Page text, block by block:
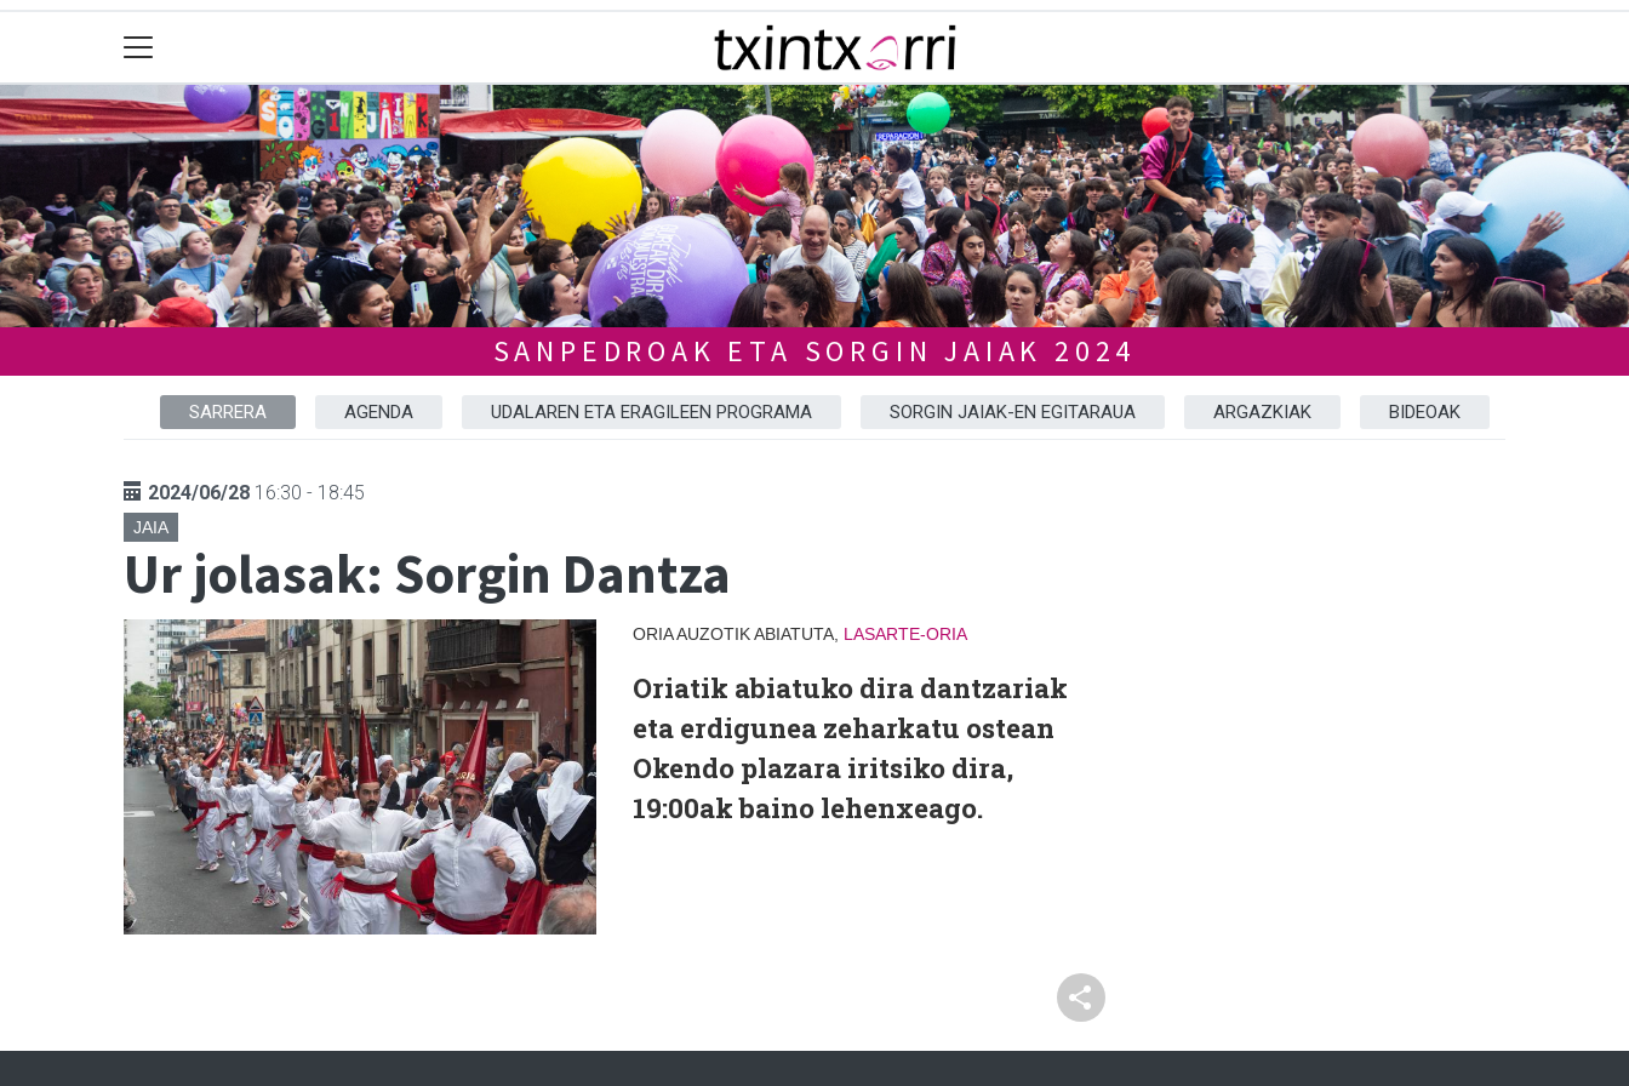
SANPEDROAK ETA SORGIN JAIAK 2024
SARRERA AGENDA UDALAREN ETA ERAGILEEN PROGRAMA SORGIN JAIAK-EN EGITARAUA ARGAZKIAK BIDEOAK
2024/06/28 16:30 - 18:45
JAIA
Ur jolasak: Sorgin Dantza
ORIA AUZOTIK ABIATUTA, LASARTE-ORIA
Oriatik abiatuko dira dantzariak
eta erdigunea zeharkatu ostean
Okendo plazara iritsiko dira,
19:00ak baino lehenxeago.